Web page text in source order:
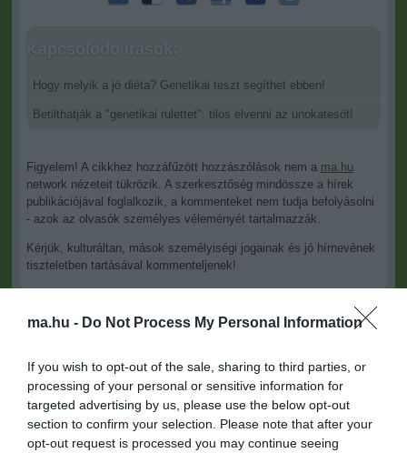
ma.hu - Do Not Process My Personal Information
If you wish to opt-out of the sale, sharing to third parties, or
processing of your personal or sensitive information for
targeted advertising by us, please use the below opt-out
section to confirm your selection. Please note that after your
opt-out request is processed you may continue seeing
Kapcsolódó írások:
Hogy melyik a jó diéta? Genetikai teszt segíthet ebben!
Betilthatják a "genetikai rulettet": tilos elvenni az unokatesót!
Figyelem! A cikkhez hozzáfűzött hozzászólások nem a ma.hu
network nézeteit tükrözik. A szerkesztőség mindössze a hírek
publikációjával foglalkozik, a kommenteket nem tudja befolyásolni
- azok az olvasók személyes véleményét tartalmazzák.
Kérjük, kulturáltan, mások személyiségi jogainak és jó hírnevének
tiszteletben tartásával kommenteljenek!
ma.hu legfrissebb hírei:
8:04
Vitézy Dávid: 2,3 milliárd forint került vissza az államhoz
egy útdíjrendszeres ügylet felülvizsgálata után